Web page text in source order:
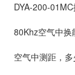
DYA-200-
80Khz空气中
空气中测距，